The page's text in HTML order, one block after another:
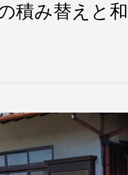
積み替えと